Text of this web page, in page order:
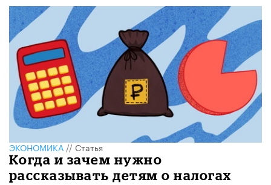
ЭКОНОМИКА//Статья
Когда и зачем нужно
рассказывать детям о налогах